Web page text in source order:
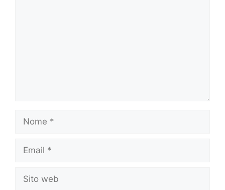
Nome
Email
Sito
web